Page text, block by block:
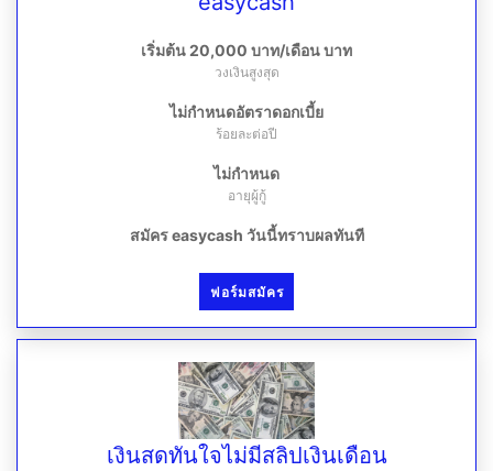
เริ่มต้น 20,000 บาท/เดือน บาท
วงเงินสูงสุด
ไม่กำหนดอัตราดอกเบี้ย
ร้อยละต่อปี
ไม่กำหนด
อายุผู้กู้
สมัคร easycash วันนี้ทราบผลทันที
ฟอร์มสมัคร
เงินสดทันใจไม่มีสลิปเงินเดือน